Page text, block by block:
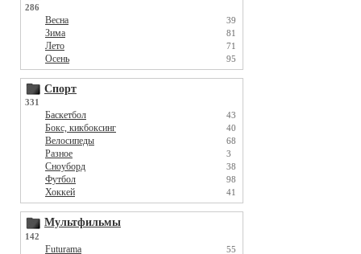
286
Весна 39
Зима 81
Лето 71
Осень 95
Спорт
331
Баскетбол 43
Бокс, кикбоксинг 40
Велосипеды 68
Разное 3
Сноуборд 38
Футбол 98
Хоккей 41
Мультфильмы
142
Futurama 55